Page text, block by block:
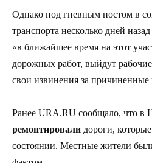
Однако под гневным постом в
транспорта несколько дней
«в ближайшее время на этот
дорожных работ, выйдут
свои извинения за причиненные
Ранее URA.RU сообщало, что в
ремонтировали дороги,
состоянии. Местные жители